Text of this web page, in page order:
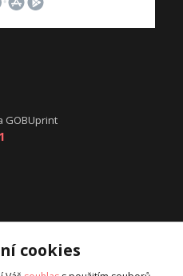
cookies
GOBUprint
cookies